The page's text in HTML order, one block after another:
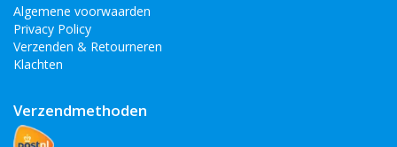
Algemene voorwaarden
Privacy Policy
Verzenden & Retourneren
Klachten
Verzendmethoden